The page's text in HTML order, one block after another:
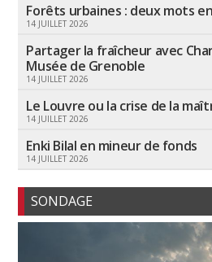
Forêts urbaines : deux mots
14 JUILLET 2026
Partager la fraîcheur avec
Musée de Grenoble
14 JUILLET 2026
Le Louvre ou la crise de la
14 JUILLET 2026
Enki Bilal en mineur de fonds
14 JUILLET 2026
SONDAGE